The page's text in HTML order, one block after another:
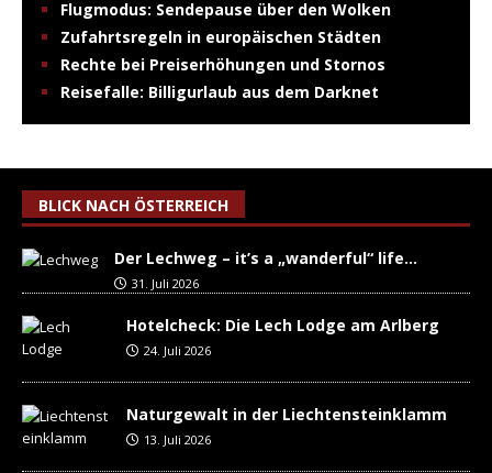
Flugmodus: Sendepause über den Wolken
Zufahrtsregeln in europäischen Städten
Rechte bei Preiserhöhungen und Stornos
Reisefalle: Billigurlaub aus dem Darknet
BLICK NACH ÖSTERREICH
Der Lechweg – it’s a „wanderful“ life…
31. Juli 2026
Hotelcheck: Die Lech Lodge am Arlberg
24. Juli 2026
Naturgewalt in der Liechtensteinklamm
13. Juli 2026